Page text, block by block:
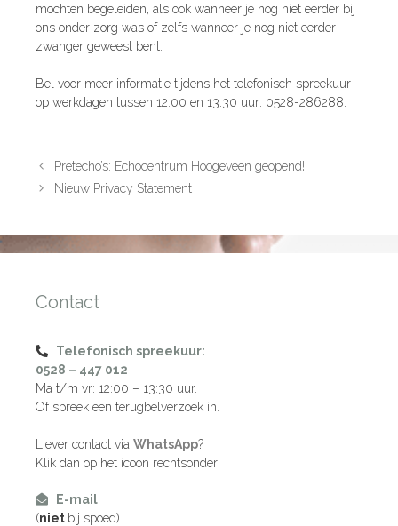
mochten begeleiden, als ook wanneer je nog niet eerder bij
ons onder zorg was of zelfs wanneer je nog niet eerder
zwanger geweest bent.
Bel voor meer informatie tijdens het telefonisch spreekuur
op werkdagen tussen 12:00 en 13:30 uur: 0528-286288.
Pretecho’s: Echocentrum Hoogeveen geopend!
Nieuw Privacy Statement
Contact
Telefonisch spreekuur:
0528 – 447 012
Ma t/m vr: 12:00 – 13:30 uur.
Of spreek een terugbelverzoek in.
Liever contact via WhatsApp?
Klik dan op het icoon rechtsonder!
E-mail
(niet bij spoed)